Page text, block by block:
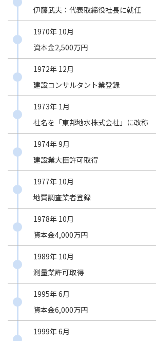
伊藤武夫：代表取締役社長に就任
1970年 10月
資本金2,500万円
1972年 12月
建設コンサルタント業登録
1973年 1月
社名を「東邦地水株式会社」に改称
1974年 9月
建設業大臣許可取得
1977年 10月
地質調査業者登録
1978年 10月
資本金4,000万円
1989年 10月
測量業許可取得
1995年 6月
資本金6,000万円
1999年 6月